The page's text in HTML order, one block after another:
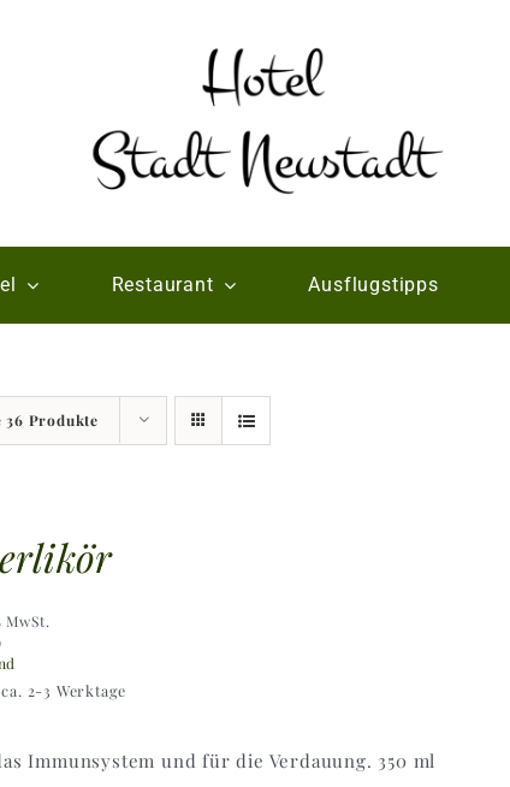
Restaurant Ausflugstipps
36 Produkte
MwSt.
2-3 Werktage
Immunsystem und für die Verdauung. 350 ml